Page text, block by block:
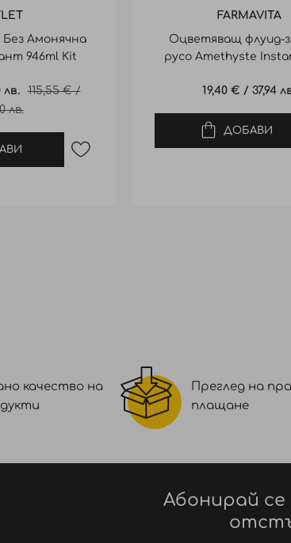
да се боядисате в същия или в по-
Без Амонячна
946ml Kit
лв. 115,55 €/
лв.
FARMAVITA
Оцветяващ флуид-
русо Amethyste
19,40 € / 37,94
ДОБАВИ
качество на
Преглед на
плащане
Абонирай се